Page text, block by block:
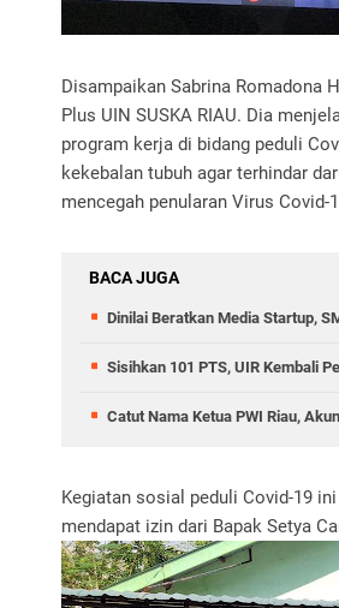
Disampaikan Sabrina Romadona
Plus UIN SUSKA RIAU. Dia
program kerja di bidang peduli
kekebalan tubuh agar terhindar
mencegah penularan Virus Covid-
BACA JUGA
Dinilai Beratkan Media Startup,
Sisihkan 101 PTS, UIR Kembali
Catut Nama Ketua PWI Riau,
Kegiatan sosial peduli Covid-19
mendapat izin dari Bapak Setya